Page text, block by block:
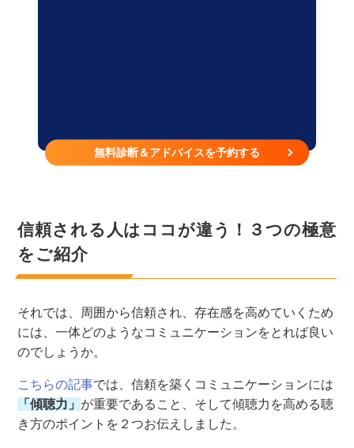
無料診断＆アドバイスを予約する
信頼される人はココが違う！３つの極意
をご紹介
それでは、周囲から信頼され、存在感を高めていくため
には、一体どのようなコミュニケーションをとれば良い
のでしょうか。
こちらの記事では、信頼を築くコミュニケーションには
「傾聴力」 が重要であること、そして傾聴力を高める聴
き方のポイントを２つお伝えしました。